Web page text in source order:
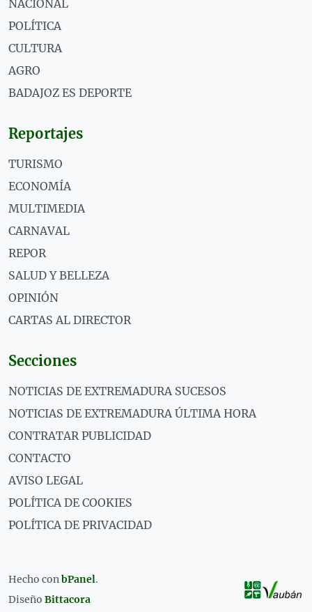
NACIONAL
POLÍTICA
CULTURA
AGRO
BADAJOZ ES DEPORTE
Reportajes
TURISMO
ECONOMÍA
MULTIMEDIA
CARNAVAL
REPOR
SALUD Y BELLEZA
OPINIÓN
CARTAS AL DIRECTOR
Secciones
NOTICIAS DE EXTREMADURA SUCESOS
NOTICIAS DE EXTREMADURA ÚLTIMA HORA
CONTRATAR PUBLICIDAD
CONTACTO
AVISO LEGAL
POLÍTICA DE COOKIES
POLÍTICA DE PRIVACIDAD
Hecho conbPanel.
Diseño Bittacora